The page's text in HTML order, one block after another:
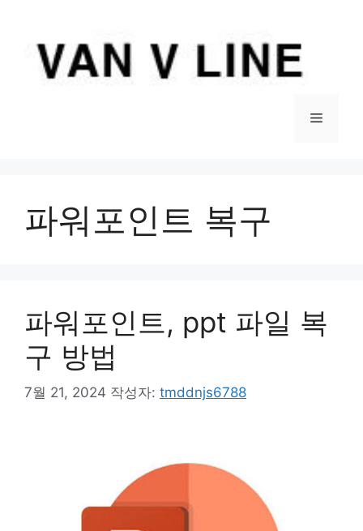
메
파워포인트 복구
파워포인트, ppt 파일 복
구 방법
7월 21, 2024 작성자: tmddnjs6788